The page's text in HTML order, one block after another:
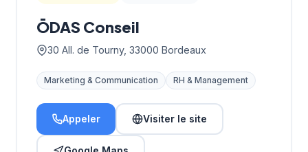
ŌDAS Conseil
30 All. de Tourny, 33000 Bordeaux
Marketing & Communication RH & Management
Appeler Visiter le site